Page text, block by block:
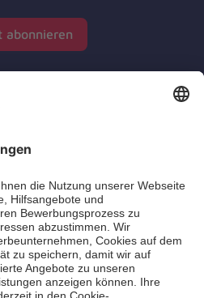
abonnieren
Unfall-Hilfe e.V.
das Spendenzertifikat
Spendenrats e.V.